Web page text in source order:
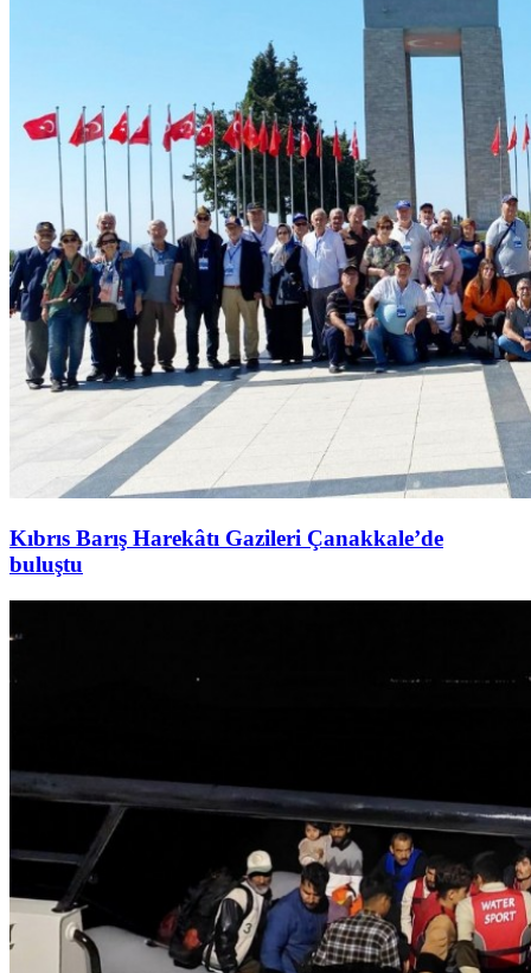
Kıbrıs Barış Harekâtı Gazileri Çanakkale’de
buluştu